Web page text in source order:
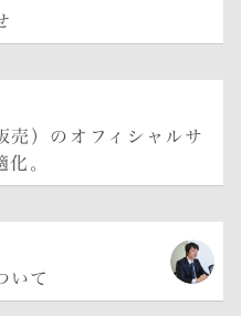
売）のオフィシャルサ
。
いて